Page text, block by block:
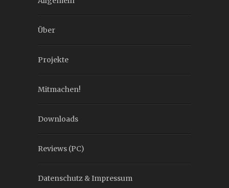
Über
Projekte
Mitmachen!
Downloads
Reviews (PC)
Datenschutz & Impressum